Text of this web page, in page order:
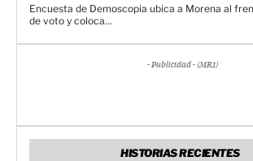
Encuesta de Demoscopia ubica a Morena al
de voto y coloca...
- Publicidad - (MR1)
HISTORIAS RECIENTES